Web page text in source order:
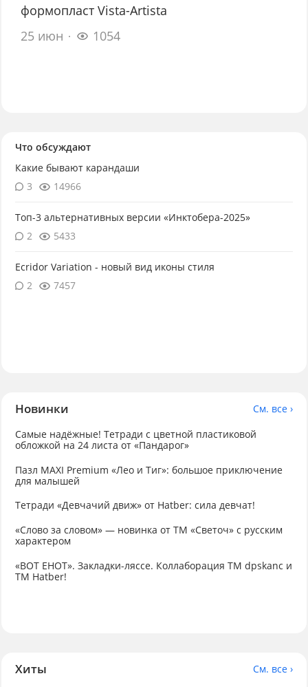
формопласт Vista-Artista
25 июн
1054
Что обсуждают
Какие бывают карандаши
3
14966
Топ-3 альтернативных версии «Инктобера-2025»
2
5433
Ecridor Variation - новый вид иконы стиля
2
7457
Новинки
См. все ›
Самые надёжные! Тетради с цветной пластиковой
обложкой на 24 листа от «Пандарог»
Пазл MAXI Premium «Лео и Тиг»: большое приключение
для малышей
Тетради «Девчачий движ» от Hatber: сила девчат!
«Слово за словом» — новинка от ТМ «Светоч» с русским
характером
«ВОТ ЕНОТ». Закладки-ляссе. Коллаборация TM dpskanc и
ТМ Hatber!
Хиты См. все ›